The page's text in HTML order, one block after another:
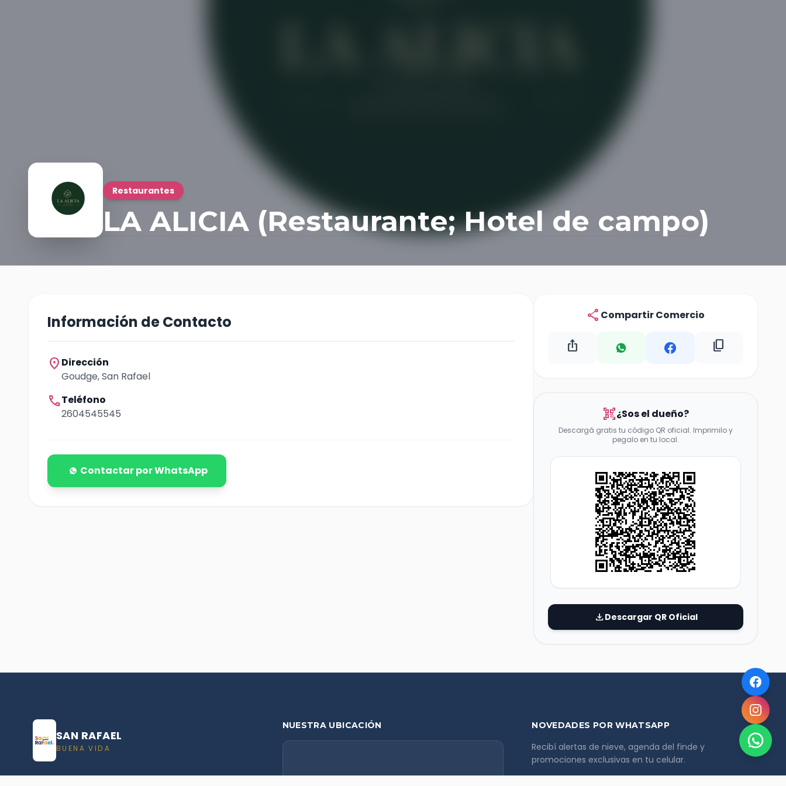
Restaurantes
LA ALICIA (Restaurante; Hotel de campo)
Información de Contacto
location_on Dirección
Goudge, San Rafael
callTeléfono
2604545545
Contactar por WhatsApp
share Compartir Comercio
ios_share content_copy
qr_code_scanner¿Sos el dueño?
Descargá gratis tu código QR oficial. Imprimilo y
pegalo en tu local.
downloadDescargar QR Oficial
SAN RAFAEL
BUENA VIDA
NUESTRA UBICACIÓN NOVEDADES POR WHATSAPP
Recibí alertas de nieve, agenda del finde y
promociones exclusivas en tu celular.